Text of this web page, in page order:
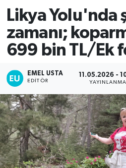
Likya Yolu'nda
zamanı;
699 bin TL/Ek
EMEL USTA
EDITÖR
11.05.2026 -
YAYINLANMA